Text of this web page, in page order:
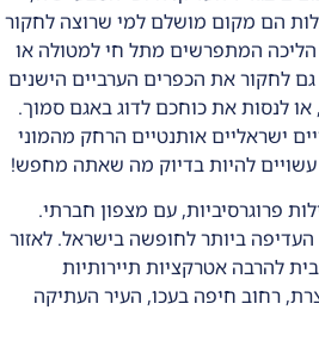
הם מקום מושלם למי שרוצה לחקור
המתפרשים מתל חי למטולה או
לחקור את הכפרים הערביים הישנים
או לנסות את כוחכם לדוג באגם סמוך.
ישראליים אותנטיים הרחק מהמוני
עשויים להיות בדיוק מה שאתה מחפש!
פרוגרסיביות, עם מצפון חברתי.
העדיפה ביותר לחופשה בישראל. לאזור
בית להרבה אטרקציות תיירותיות
רחוב חיפה בעכו, העיר העתיקה